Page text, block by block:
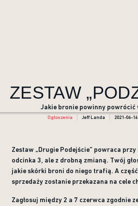
ZESTAW
Jakie bronie powinny powrócić
Ogłoszenia Jeff Landa 2021-06-
Zestaw „Drugie Podejście” powraca
odcinka 3, ale z drobną zmianą. Twój
jakie skórki broni do niego trafią. A
sprzedaży zostanie przekazana na cele
Zagłosuj między 2 a 7 czerwca zgodnie